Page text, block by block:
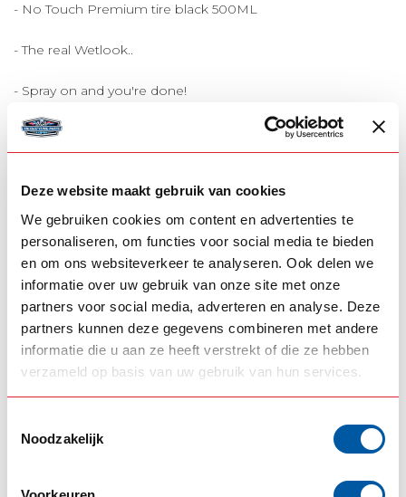
Deze website maakt gebruik van cookies
We gebruiken cookies om content en advertenties te
personaliseren, om functies voor social media te bieden
en om ons websiteverkeer te analyseren. Ook delen we
informatie over uw gebruik van onze site met onze
partners voor social media, adverteren en analyse. Deze
partners kunnen deze gegevens combineren met andere
informatie die u aan ze heeft verstrekt of die ze hebben
verzameld op basis van uw gebruik van hun services.
Noodzakelijk
- No Touch Premium tire black 500ML
- The real Wetlook..
- Spray on and you're done!
- Beautiful and long-lasting shine
- In stock, so order quickly!
RELATED PRODUCTS
Amglos aluminum polish
1kg
In stock
€29,00
In stock